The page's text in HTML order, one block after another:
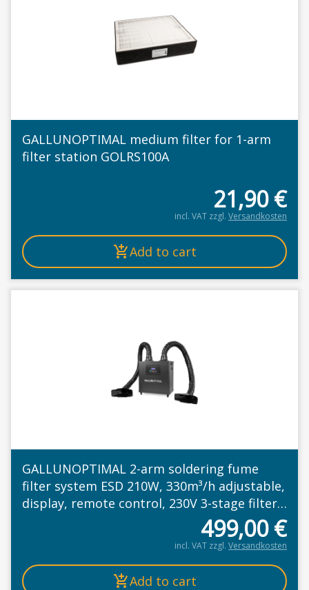
GALLUNOPTIMAL medium filter for 1-arm
filter station GOLRS100A
21,90€
incl. VAT zzgl. Versandkosten
Add to cart
GALLUNOPTIMAL 2-arm soldering fume
filter system ESD 210W, 330m³/h adjustable,
display, remote control, 230V 3-stage filter
499,00€
incl. VAT zzgl. Versandkosten
Add to cart